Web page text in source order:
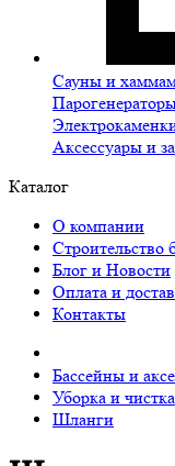
Сауны и
Аксессуары и
Каталог
О компании
Строительство
Блог и Новости
Оплата и
Контакты
Бассейны и
Уборка и чистка
Шланги